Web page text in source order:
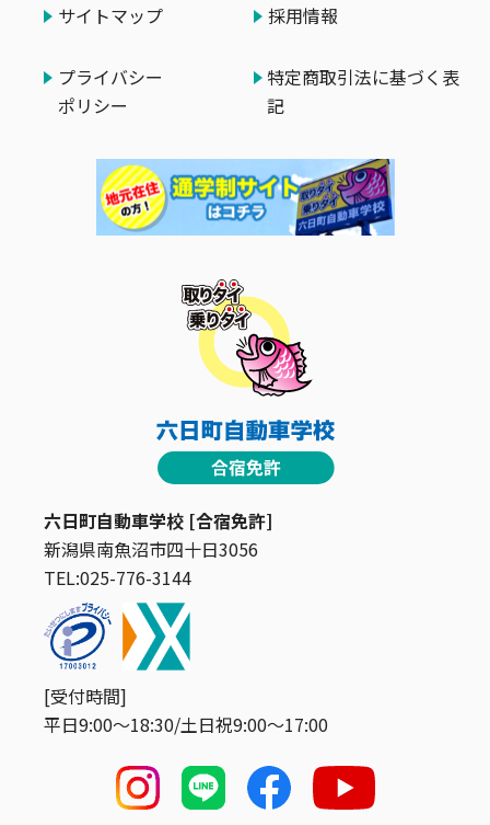
六日町自動車学校 [合宿免許]
新潟県南魚沼市四十日3056
TEL:025-776-3144
[受付時間]
平日9:00〜18:30/土日祝9:00〜17:00
サイトマップ 採用情報
プライバシー
ポリシー
特定商取引法に基づく表
記